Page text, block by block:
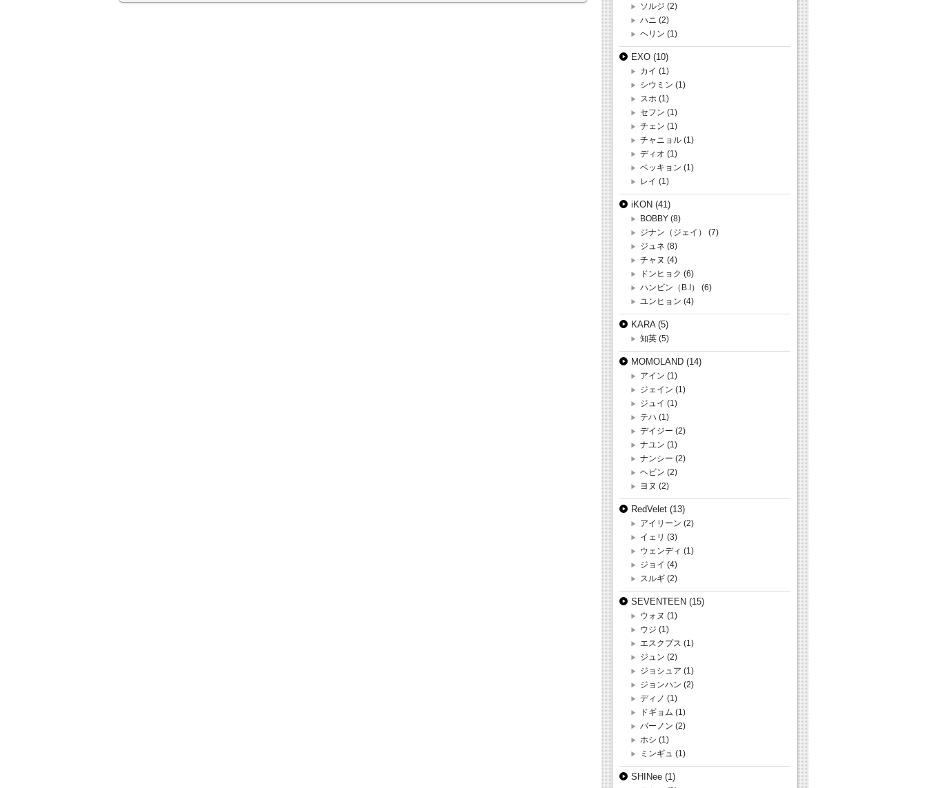
ソルジ (2)
ハニ (2)
ヘリン (1)
EXO (10)
カイ (1)
シウミン (1)
スホ (1)
セフン (1)
チェン (1)
チャニョル (1)
ディオ (1)
ベッキョン (1)
レイ (1)
iKON (41)
BOBBY (8)
ジナン（ジェイ）
(7)
ジュネ (8)
チャヌ (4)
ドンヒョク (6)
ハンビン（B.I）
(6)
ユンヒョン (4)
KARA(5)
知英 (5)
MOMOLAND (14)
アイン (1)
ジェイン (1)
ジュイ (1)
テハ (1)
デイジー (2)
ナユン (1)
ナンシー (2)
ヘビン (2)
ヨヌ (2)
RedVelet (13)
アイリーン (2)
イェリ (3)
ウェンディ (1)
ジョイ (4)
スルギ (2)
SEVENTEEN (15)
ウォヌ (1)
ウジ (1)
エスクプス (1)
ジュン (2)
ジョシュア (1)
ジョンハン (2)
ディノ (1)
ドギョム (1)
バーノン (2)
ホシ (1)
ミンギュ (1)
SHINee (1)